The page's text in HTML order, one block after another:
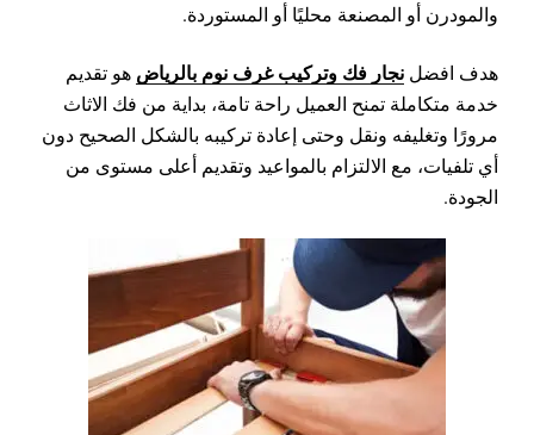
والمودرن أو المصنعة محليًا أو المستوردة.
هدف افضل نجار فك وتركيب غرف نوم بالرياض هو تقديم
خدمة متكاملة تمنح العميل راحة تامة، بداية من فك الاثاث
مرورًا وتغليفه ونقل وحتى إعادة تركيبه بالشكل الصحيح دون
أي تلفيات، مع الالتزام بالمواعيد وتقديم أعلى مستوى من
الجودة.